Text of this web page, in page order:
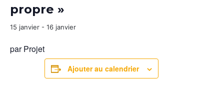
propre »
15 janvier - 16 janvier
par Projet
Ajouter au calendrier